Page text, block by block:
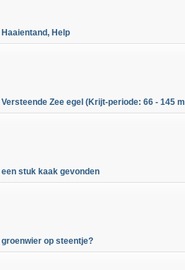
Haaientand, Help
Versteende Zee egel (Krijt-periode: 66 - 145
een stuk kaak gevonden
groenwier op steentje?